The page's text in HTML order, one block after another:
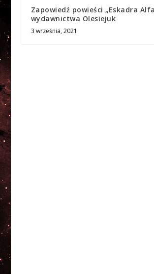
Zapowiedź powieści „Eskadra
wydawnictwa Olesiejuk
3 września, 2021